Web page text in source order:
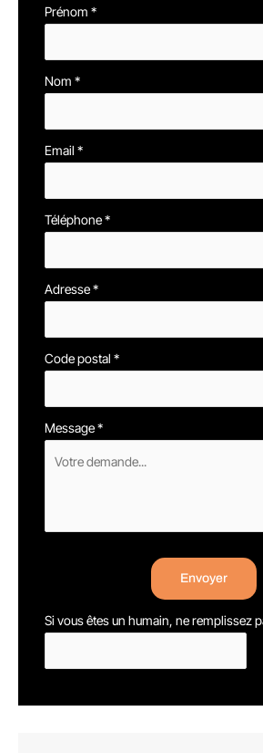
Formulaire
avec
téléphone
Prénom *
Nom *
Email *
Téléphone*
Adresse*
Code postal *
Message*
Envoyer
Si vous êtes un humain, ne remplissez